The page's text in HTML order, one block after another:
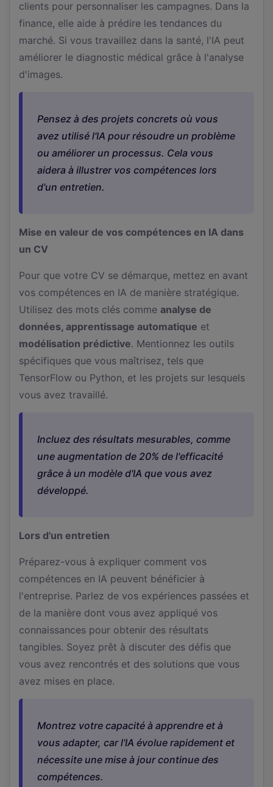
clients pour personnaliser les campagnes. Dans la
finance, elle aide à prédire les tendances du
marché. Si vous travaillez dans la santé, l'IA peut
améliorer le diagnostic médical grâce à l'analyse
d'images.
Pensez à des projets concrets où vous
avez utilisé l'IA pour résoudre un problème
ou améliorer un processus. Cela vous
aidera à illustrer vos compétences lors
d'un entretien.
Mise en valeur de vos compétences en IA dans
un CV
Pour que votre CV se démarque, mettez en avant
vos compétences en IA de manière stratégique.
Utilisez des mots clés comme analyse de
données, apprentissage automatique et
modélisation prédictive. Mentionnez les outils
spécifiques que vous maîtrisez, tels que
TensorFlow ou Python, et les projets sur lesquels
vous avez travaillé.
Incluez des résultats mesurables, comme
une augmentation de 20% de l'efficacité
grâce à un modèle d'IA que vous avez
développé.
Lors d'un entretien
Préparez-vous à expliquer comment vos
compétences en IA peuvent bénéficier à
l'entreprise. Parlez de vos expériences passées et
de la manière dont vous avez appliqué vos
connaissances pour obtenir des résultats
tangibles. Soyez prêt à discuter des défis que
vous avez rencontrés et des solutions que vous
avez mises en place.
Montrez votre capacité à apprendre et à
vous adapter, car l'IA évolue rapidement et
nécessite une mise à jour continue des
compétences.